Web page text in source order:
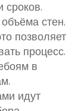
сроков.
стен,
позволяет
процесс.
в
идут